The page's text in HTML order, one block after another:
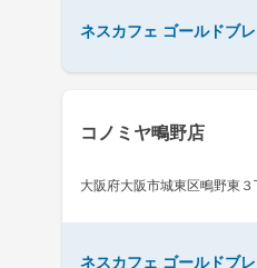
ネスカフェ ゴールドブ
コノミヤ鴫野店
大阪府大阪市城東区鴫野東３
ネスカフェ ゴールドブ